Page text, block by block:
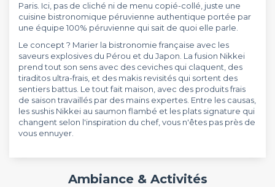
Paris. Ici, pas de cliché ni de menu copié-collé, juste une
cuisine bistronomique péruvienne authentique portée par
une équipe 100% péruvienne qui sait de quoi elle parle.
Le concept ? Marier la bistronomie française avec les
saveurs explosives du Pérou et du Japon. La fusion Nikkei
prend tout son sens avec des ceviches qui claquent, des
tiraditos ultra-frais, et des makis revisités qui sortent des
sentiers battus. Le tout fait maison, avec des produits frais
de saison travaillés par des mains expertes. Entre les causas,
les sushis Nikkei au saumon flambé et les plats signature qui
changent selon l'inspiration du chef, vous n'êtes pas près de
vous ennuyer.
Ambiance & Activités